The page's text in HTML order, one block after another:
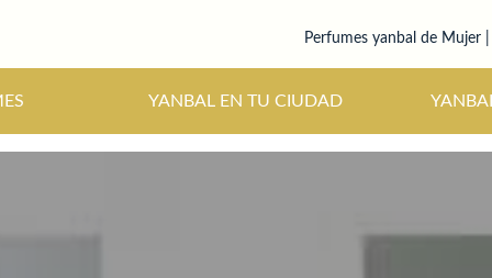
Novedades Maquillajes
Perfumes yanbal de Mujer
YANBAL EN TU CIUDAD